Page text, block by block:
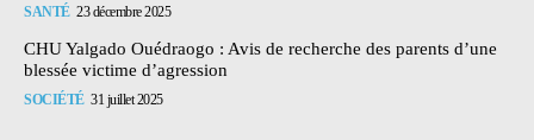
SANTÉ 23 décembre 2025
CHU Yalgado Ouédraogo : Avis de recherche des parents d’une
blessée victime d’agression
SOCIÉTÉ 31 juillet 2025